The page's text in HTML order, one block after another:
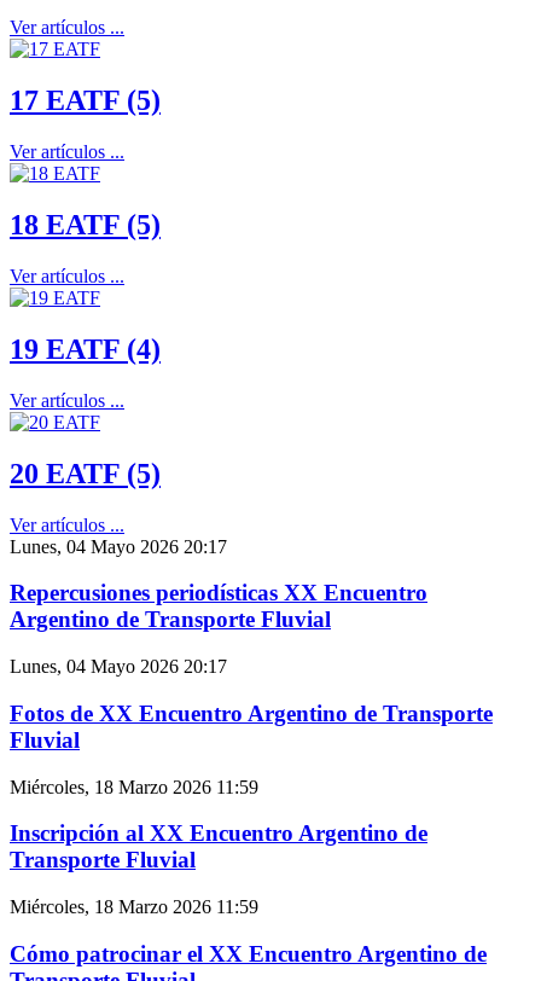
Ver artículos ...
17 EATF (5)
Ver artículos ...
18 EATF (5)
Ver artículos ...
19 EATF (4)
Ver artículos ...
20 EATF (5)
Ver artículos ...
Lunes, 04 Mayo 2026 20:17
Repercusiones periodísticas XX Encuentro
Argentino de Transporte Fluvial
Lunes, 04 Mayo 2026 20:17
Fotos de XX Encuentro Argentino de Transporte
Fluvial
Miércoles, 18 Marzo 2026 11:59
Inscripción al XX Encuentro Argentino de
Transporte Fluvial
Miércoles, 18 Marzo 2026 11:59
Cómo patrocinar el XX Encuentro Argentino de